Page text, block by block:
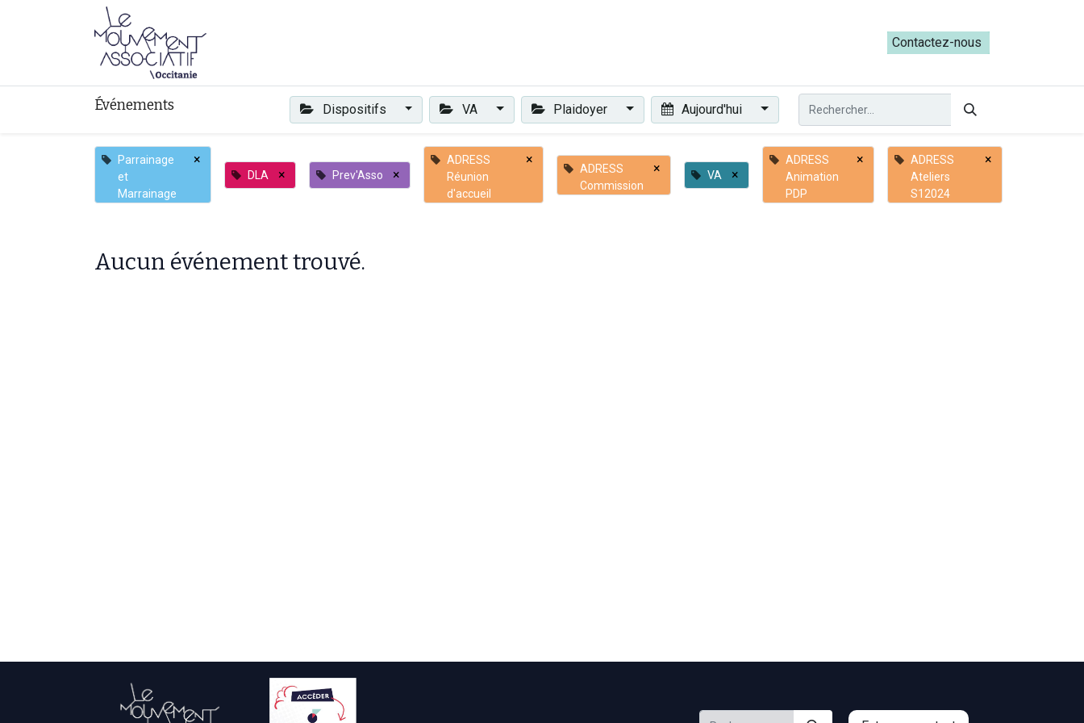
Les ateliers du Parcours ADRESS [mai-juin 2026]
Contactez-nous​​
Événements Dispositifs VA Plaidoyer Aujourd'hui
Parrainage
et
Marrainage
×
DLA × Prev'Asso ×
ADRESS
Réunion
d'accueil
×
ADRESS
Commission
× VA ×
ADRESS
Animation
PDP
×
ADRESS
Ateliers
S12024
×
Aucun événement trouvé.